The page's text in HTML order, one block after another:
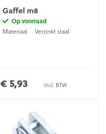
Gaffel m8
Op voorraad
Materiaal
Verzinkt staal
€ 5,93 incl. BTW